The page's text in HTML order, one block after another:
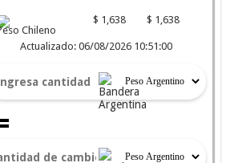
Chileno
$ 1,638 $ 1,638
Actualizado: 06/08/2026 10:51:00